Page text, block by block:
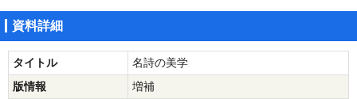
資料詳細
タイトル
名詩の美学
版情報
増補